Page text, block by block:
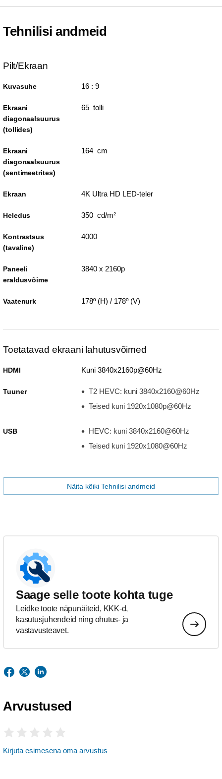
Tehnilisi andmeid
Pilt/Ekraan
Kuvasuhe 16 : 9
Ekraani
diagonaalsuurus
(tollides)
65 tolli
Ekraani
diagonaalsuurus
(sentimeetrites)
164 cm
Ekraan 4K Ultra HD LED-teler
Heledus 350 cd/m²
Kontrastsus
(tavaline)
4000
Paneeli
eraldusvõime
3840 x 2160p
Vaatenurk 178º (H) / 178º (V)
Toetatavad ekraani lahutusvõimed
HDMI Kuni 3840x2160p@60Hz
Tuuner
T2 HEVC: kuni 3840x2160@60Hz
Teised kuni 1920x1080p@60Hz
USB
HEVC: kuni 3840x2160@60Hz
Teised kuni 1920x1080@60Hz
Näita kõiki Tehnilisi andmeid
Saage selle toote kohta tuge
Leidke toote näpunäiteid, KKK-d,
kasutusjuhendeid ning ohutus- ja
vastavusteavet.
Arvustused
Kirjuta esimesena oma arvustus